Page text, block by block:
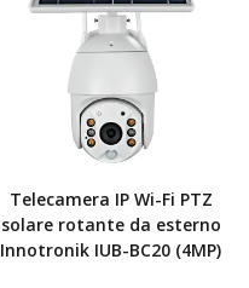
Telecamera IP Wi-Fi PTZ
solare rotante da esterno
Innotronik IUB-BC20 (4MP)